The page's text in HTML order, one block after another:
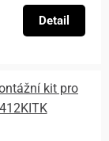
Detail
kit pro